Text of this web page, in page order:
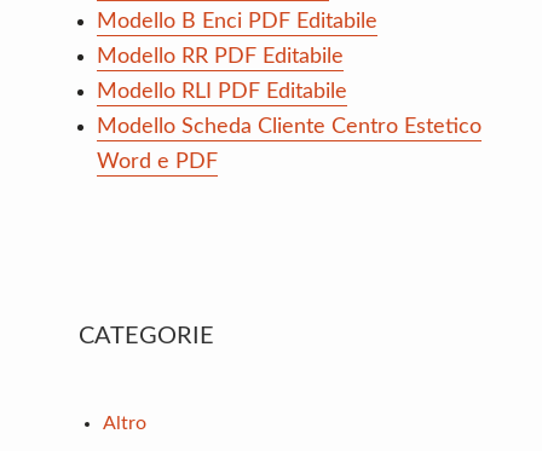
Modello B Enci PDF Editabile
Modello RR PDF Editabile
Modello RLI PDF Editabile
Modello Scheda Cliente Centro Estetico
Word e PDF
Primary
CATEGORIE
Altro